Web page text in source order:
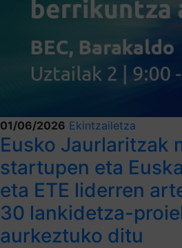
01/06/2026 Ekintzailetza
Eusko Jaurlaritzak
startupen eta
eta ETE liderren
30 lankidetza-
aurkeztuko ditu